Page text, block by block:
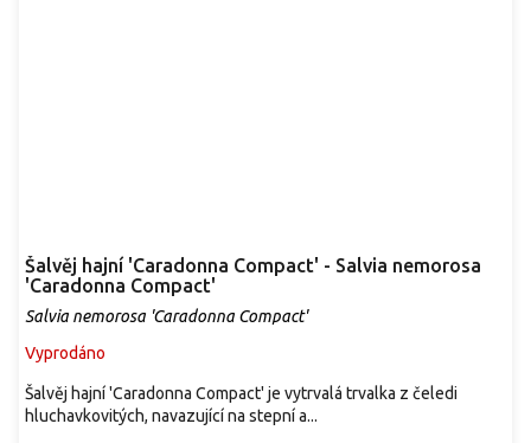
Šalvěj hajní 'Caradonna Compact' - Salvia nemorosa
'Caradonna Compact'
Salvia nemorosa 'Caradonna Compact'
Vyprodáno
Šalvěj hajní 'Caradonna Compact' je vytrvalá trvalka z čeledi
hluchavkovitých, navazující na stepní a...